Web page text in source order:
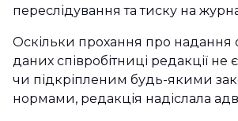
переслідування та тиску на
Оскільки прохання про надання
даних співробітниці редакції не
чи підкріпленим будь-якими
нормами, редакція надіслала